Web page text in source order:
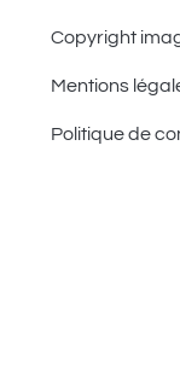
Copyright
Mentions
Politique de